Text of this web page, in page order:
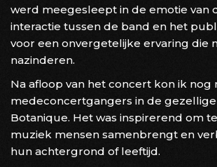
werd meegesleept in de emotie van
interactie tussen de band en het
voor een onvergetelijke ervaring die
nazinderen.
Na afloop van het concert kon ik nog
medeconcertgangers in de gezellige
Botanique. Het was inspirerend om
muziek mensen samenbrengt en
hun achtergrond of leeftijd.